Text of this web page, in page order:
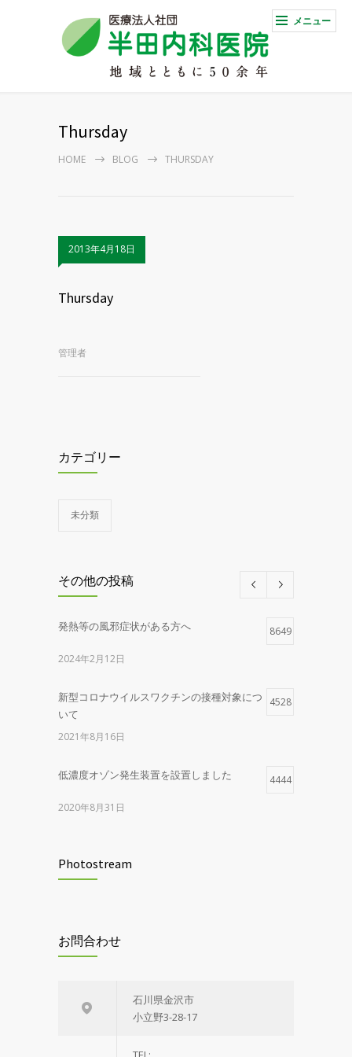
メニュー
Thursday
HOME BLOG THURSDAY
2013年4月18日
Thursday
管理者
カテゴリー
未分類
その他の投稿
発熱等の風邪症状がある方へ 8649
2024年2月12日
新型コロナウイルスワクチンの接種対象につ
いて
4528
2021年8月16日
低濃度オゾン発生装置を設置しました 4444
2020年8月31日
2025年7月2日
す
2026年3月31日
Photostream
お問合わせ
石川県金沢市
小立野3-28-17